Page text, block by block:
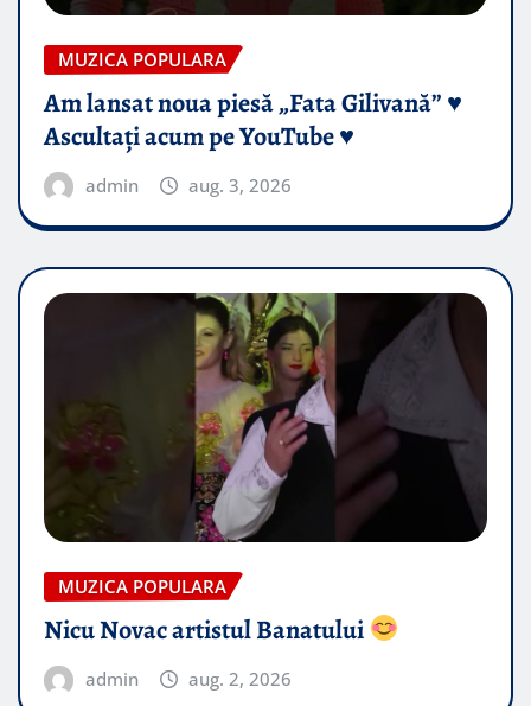
MUZICA POPULARA
Am lansat noua piesă „Fata Gilivană” ♥️
Ascultați acum pe YouTube ♥️
admin aug. 3, 2026
MUZICA POPULARA
Nicu Novac artistul Banatului
admin aug. 2, 2026